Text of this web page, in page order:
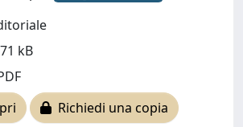
kB
Richiedi una copia